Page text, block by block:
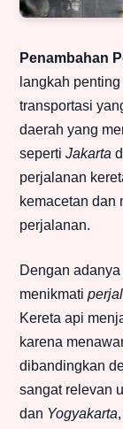
Penambahan
langkah
transportasi
daerah yang
seperti Jakarta
perjalanan
kemacetan dan
perjalanan.
Dengan
menikmati
Kereta api
karena
dibandingkan
sangat relevan
dan Yogyakarta